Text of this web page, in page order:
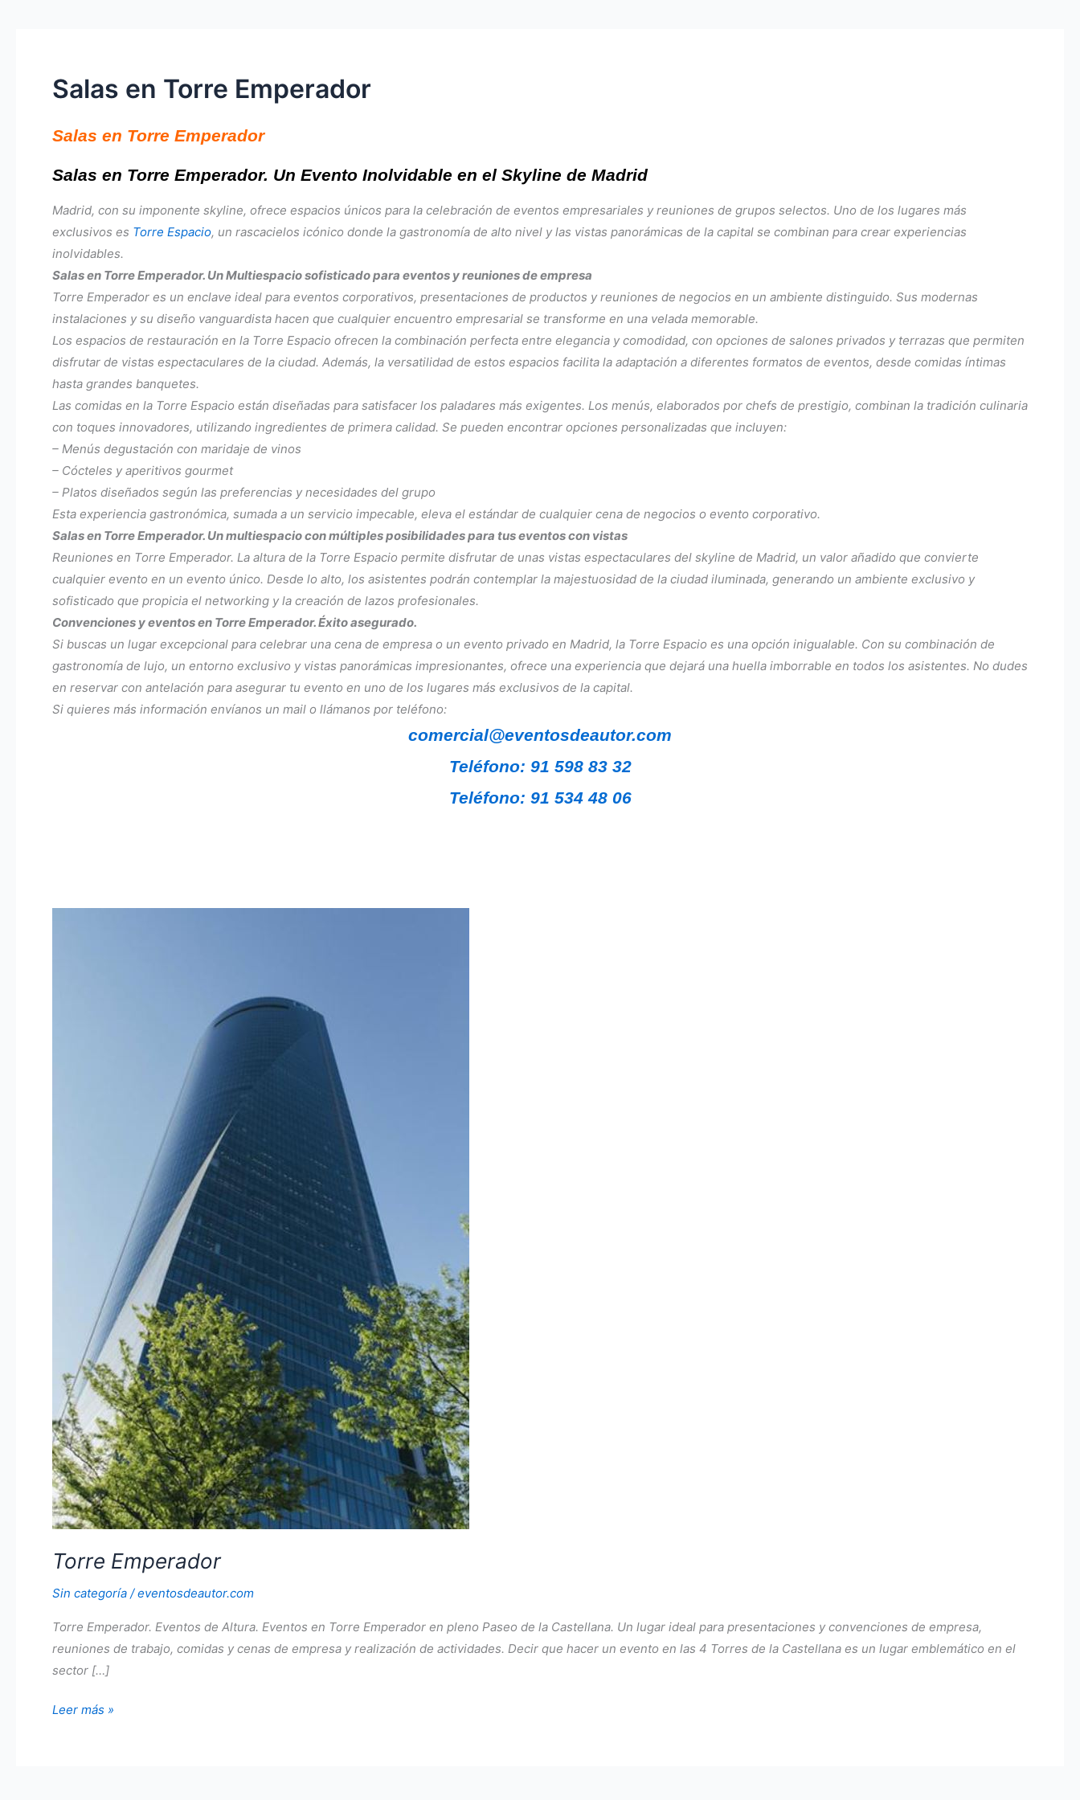
Salas en Torre Emperador
Salas en Torre Emperador
Salas en Torre Emperador. Un Evento Inolvidable en el Skyline de Madrid
Madrid, con su imponente skyline, ofrece espacios únicos para la celebración de eventos empresariales y reuniones de grupos selectos. Uno de los lugares más
exclusivos es Torre Espacio, un rascacielos icónico donde la gastronomía de alto nivel y las vistas panorámicas de la capital se combinan para crear experiencias
inolvidables.
Salas en Torre Emperador. Un Multiespacio sofisticado para eventos y reuniones de empresa
Torre Emperador es un enclave ideal para eventos corporativos, presentaciones de productos y reuniones de negocios en un ambiente distinguido. Sus modernas
instalaciones y su diseño vanguardista hacen que cualquier encuentro empresarial se transforme en una velada memorable.
Los espacios de restauración en la Torre Espacio ofrecen la combinación perfecta entre elegancia y comodidad, con opciones de salones privados y terrazas que permiten
disfrutar de vistas espectaculares de la ciudad. Además, la versatilidad de estos espacios facilita la adaptación a diferentes formatos de eventos, desde comidas íntimas
hasta grandes banquetes.
Las comidas en la Torre Espacio están diseñadas para satisfacer los paladares más exigentes. Los menús, elaborados por chefs de prestigio, combinan la tradición culinaria
con toques innovadores, utilizando ingredientes de primera calidad. Se pueden encontrar opciones personalizadas que incluyen:
– Menús degustación con maridaje de vinos
– Cócteles y aperitivos gourmet
– Platos diseñados según las preferencias y necesidades del grupo
Esta experiencia gastronómica, sumada a un servicio impecable, eleva el estándar de cualquier cena de negocios o evento corporativo.
Salas en Torre Emperador. Un multiespacio con múltiples posibilidades para tus eventos con vistas
Reuniones en Torre Emperador. La altura de la Torre Espacio permite disfrutar de unas vistas espectaculares del skyline de Madrid, un valor añadido que convierte
cualquier evento en un evento único. Desde lo alto, los asistentes podrán contemplar la majestuosidad de la ciudad iluminada, generando un ambiente exclusivo y
sofisticado que propicia el networking y la creación de lazos profesionales.
Convenciones y eventos en Torre Emperador. Éxito asegurado.
Si buscas un lugar excepcional para celebrar una cena de empresa o un evento privado en Madrid, la Torre Espacio es una opción inigualable. Con su combinación de
gastronomía de lujo, un entorno exclusivo y vistas panorámicas impresionantes, ofrece una experiencia que dejará una huella imborrable en todos los asistentes. No dudes
en reservar con antelación para asegurar tu evento en uno de los lugares más exclusivos de la capital.
Si quieres más información envíanos un mail o llámanos por teléfono:
comercial@eventosdeautor.com
Teléfono: 91 598 83 32
Teléfono: 91 534 48 06
Torre Emperador
Sin categoría /eventosdeautor.com
Torre Emperador. Eventos de Altura. Eventos en Torre Emperador en pleno Paseo de la Castellana. Un lugar ideal para presentaciones y convenciones de empresa,
reuniones de trabajo, comidas y cenas de empresa y realización de actividades. Decir que hacer un evento en las 4 Torres de la Castellana es un lugar emblemático en el
sector […]
Torre
Leer más »